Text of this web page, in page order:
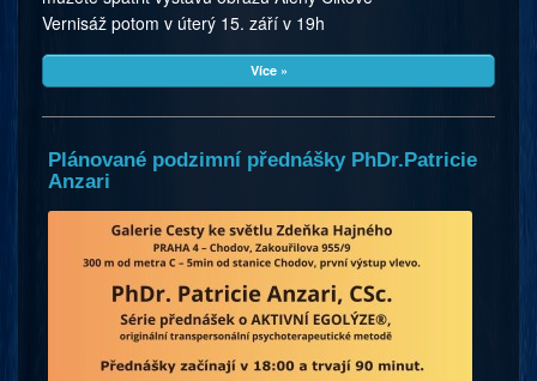
Vernisáž potom v úterý 15. září v 19h
Více »
Plánované podzimní přednášky PhDr.Patricie
Anzari